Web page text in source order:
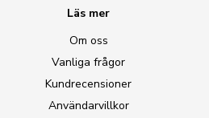
Läs mer
Om oss
Vanliga frågor
Kundrecensioner
Användarvillkor